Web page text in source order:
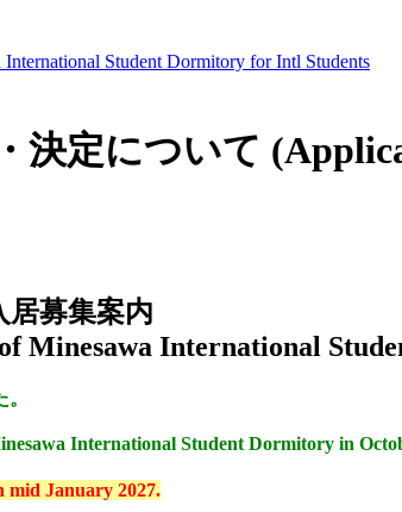
Student Dormitory for Intl Students
決定について
募集案内
Minesawa International
International Student Dormitory in
mid January 2027.